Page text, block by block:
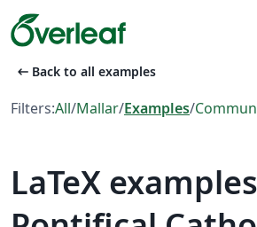
arrow_left_alt Back to all examples
Filters:All/Mallar/Examples/
LaTeX